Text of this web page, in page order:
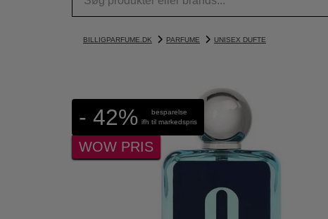
BILLIGPARFUME.DK PARFUME UNISEX DUFTE
- 42%
besparelse
ifh til markedspris
WOW PRIS